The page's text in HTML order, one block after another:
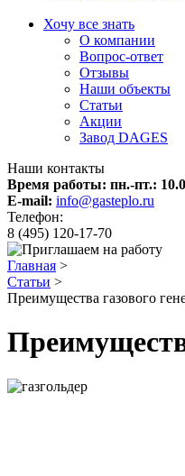
Хочу все знать
О компании
Вопрос-ответ
Отзывы
Наши объекты
Статьи
Акции
Завод DAGES
Наши контакты
Время работы: пн.-пт.:
E-mail: info@gasteplo.ru
Телефон:
8 (495) 120-17-70
Главная >
Статьи >
Преимущества газового